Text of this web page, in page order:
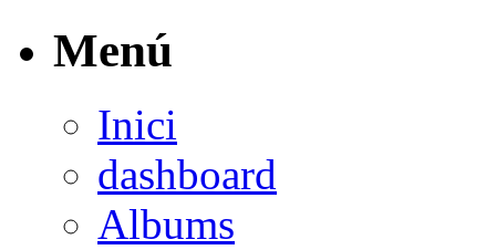
Menú
Inici
dashboard
Albums